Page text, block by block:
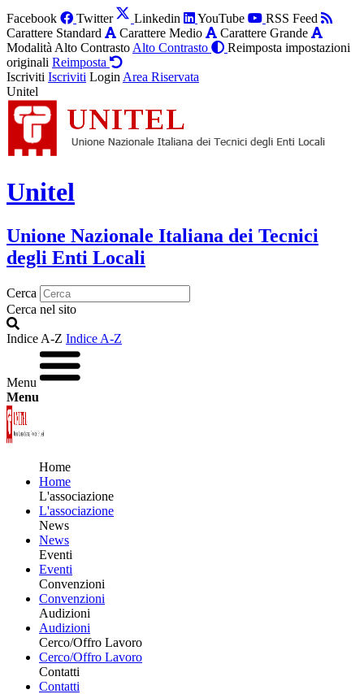
Facebook Twitter Linkedin YouTube
RSS Feed
Carattere Standard
Carattere Medio
Carattere Grande
Modalità Alto Contrasto Alto Contrasto
Reimposta impostazioni
originali Reimposta
Iscriviti Iscriviti Login Area Riservata
Unitel
Unitel
Unione Nazionale Italiana dei Tecnici
degli Enti Locali
Cerca
Cerca nel sito
Indice A-Z Indice A-Z
Menu
Menu
Home
Home
L'associazione
L'associazione
News
News
Eventi
Eventi
Convenzioni
Convenzioni
Audizioni
Audizioni
Cerco/Offro Lavoro
Cerco/Offro Lavoro
Contatti
Contatti